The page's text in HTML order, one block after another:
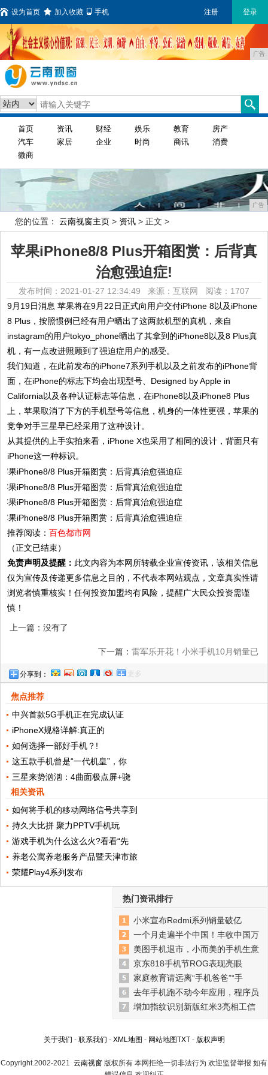
设为首页 加入收藏 手机 注册 登录
广告
首页 资讯 财经 娱乐 教育
房产
汽车
家居 企业 时尚 商讯
消费
微商
广告
您的位置： 云南视窗主页 > 资讯 > 正文 >
苹果iPhone8/8 Plus开箱图赏：后背真
治愈强迫症!
发布时间：2021-01-27 12:34:49 来源：互联网 阅读：1707
9月19日消息 苹果将在9月22日正式向用户交付iPhone 8以及iPhone
8 Plus，按照惯例已经有用户晒出了这两款机型的真机，来自
instagram的用户tokyo_phone晒出了其拿到的iPhone8以及8 Plus真
机，有一点改进照顾到了强迫症用户的感受。
我们知道，在此前发布的iPhone7系列手机以及之前发布的iPhone背
面，在iPhone的标志下均会出现型号、Designed by Apple in
California以及各种认证标志等信息，在iPhone8以及iPhone8 Plus
上，苹果取消了下方的手机型号等信息，机身的一体性更强，苹果的
竞争对手三星早已经采用了这种设计。
从其提供的上手实拍来看，iPhone X也采用了相同的设计，背面只有
iPhone这一种标识。
推荐阅读：百色都市网
（正文已结束）
免责声明及提醒： 此文内容为本网所转载企业宣传资讯，该相关信息
仅为宣传及传递更多信息之目的，不代表本网站观点，文章真实性请
浏览者慎重核实！任何投资加盟均有风险，提醒广大民众投资需谨
慎！
上一篇：没有了
下一篇： 雷军乐开花！小米手机10月销量已
突破1000万台，连华为都挡不住!
分享到： 更多
焦点推荐
中兴首款5G手机正在完成认证
iPhoneX规格详解:真正的
如何选择一部好手机？!
这五款手机曾是“一代机皇”，你
三星来势汹汹：4曲面极点屏+骁
相关资讯
如何将手机的移动网络信号共享到
持久大比拼 聚力PPTV手机玩
游戏手机为什么这么火?看看“先
养老公寓养老服务产品暨天津市旅
荣耀Play4系列发布
热门资讯排行
小米宣布Redmi系列销量破亿
一个月走遍半个中国！丰收中国万
美图手机退市，小而美的手机生意
京东818手机节ROG表现亮眼
家庭教育请远离“手机爸爸”“手
去年手机跑不动今年应用，程序员
增加指纹识别新版红米3亮相工信
关于我们 - 联系我们 - XML地图 - 网站地图TXT- 版权声明
Copyright.2002-2021 云南视窗 版权所有 本网拒绝一切非法行为 欢迎监督举报 如有